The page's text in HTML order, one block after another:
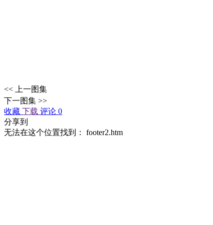
<< 上一图集
下一图集 >>
收藏 下载 评论 0
分享到
无法在这个位置找到： footer2.htm